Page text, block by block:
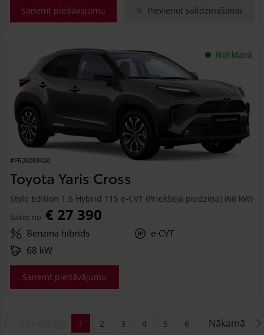
Saņemt piedāvājumu Pievienot salīdzināšanai
Noliktavā
#FR36089450
Toyota Yaris Cross
Style Edition 1.5 Hybrid 115 e-CVT (Priekšējā piedziņa) (68 kW)
Sākot no € 27 390
Benzīna hibrīds
e-CVT
68 kW
Saņemt piedāvājumu
Nākamā
1 2 3 4 5
6